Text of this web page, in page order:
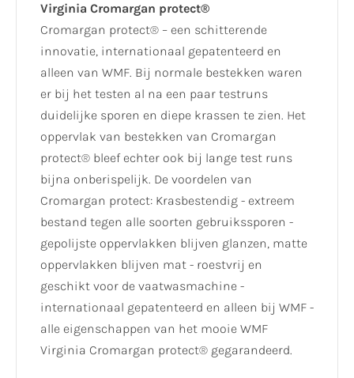
Virginia Cromargan protect®
Cromargan protect® – een schitterende
innovatie, internationaal gepatenteerd en
alleen van WMF. Bij normale bestekken waren
er bij het testen al na een paar testruns
duidelijke sporen en diepe krassen te zien. Het
oppervlak van bestekken van Cromargan
protect® bleef echter ook bij lange test runs
bijna onberispelijk. De voordelen van
Cromargan protect: Krasbestendig - extreem
bestand tegen alle soorten gebruikssporen -
gepolijste oppervlakken blijven glanzen, matte
oppervlakken blijven mat - roestvrij en
geschikt voor de vaatwasmachine -
internationaal gepatenteerd en alleen bij WMF -
alle eigenschappen van het mooie WMF
Virginia Cromargan protect® gegarandeerd.